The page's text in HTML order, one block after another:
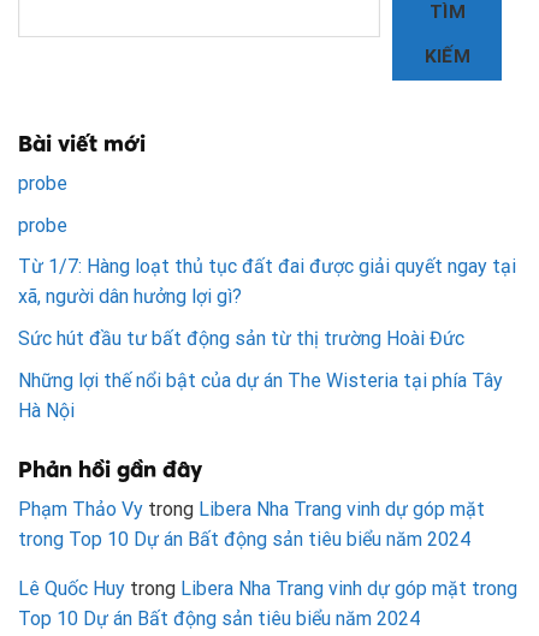
TÌM
KIẾM
Bài viết mới
probe
probe
Từ 1/7: Hàng loạt thủ tục đất đai được giải quyết ngay tại
xã, người dân hưởng lợi gì?
Sức hút đầu tư bất động sản từ thị trường Hoài Đức
Những lợi thế nổi bật của dự án The Wisteria tại phía Tây
Hà Nội
Phản hồi gần đây
Phạm Thảo Vy trong Libera Nha Trang vinh dự góp mặt
trong Top 10 Dự án Bất động sản tiêu biểu năm 2024
Lê Quốc Huy trong Libera Nha Trang vinh dự góp mặt trong
Top 10 Dự án Bất động sản tiêu biểu năm 2024